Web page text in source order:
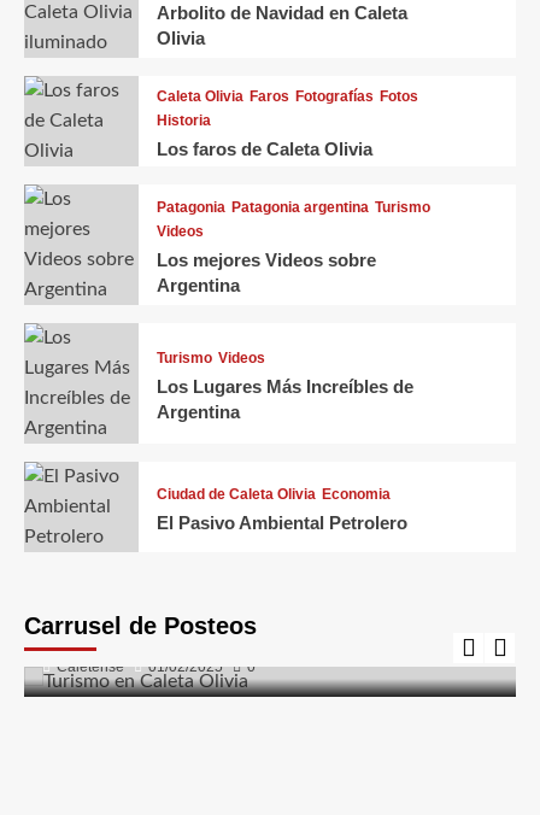
Arbolito de Navidad en Caleta
Olivia
Caleta Olivia Faros Fotografías Fotos
Historia
Los faros de Caleta Olivia
Patagonia Patagonia argentina Turismo
Videos
Los mejores Videos sobre
Argentina
Turismo Videos
Los Lugares Más Increíbles de
Argentina
Ciudad de Caleta Olivia Economia
El Pasivo Ambiental Petrolero
Carrusel de Posteos
Turismo en Caleta Olivia
Caletense 01/02/2025 0